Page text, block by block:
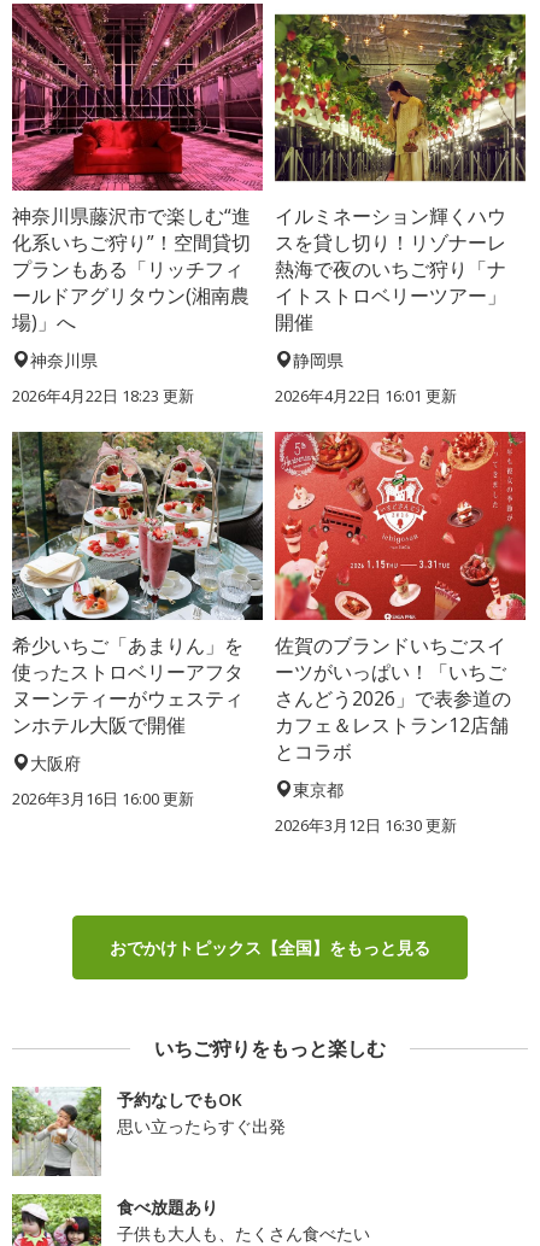
神奈川県藤沢市で楽しむ“進
化系いちご狩り”！空間貸切
プランもある「リッチフィ
ールドアグリタウン(湘南農
場)」へ
神奈川県
2026年4月22日 18:23 更新
イルミネーション輝くハウ
スを貸し切り！リゾナーレ
熱海で夜のいちご狩り「ナ
イトストロベリーツアー」
開催
静岡県
2026年4月22日 16:01 更新
希少いちご「あまりん」を
使ったストロベリーアフタ
ヌーンティーがウェスティ
ンホテル大阪で開催
大阪府
2026年3月16日 16:00 更新
佐賀のブランドいちごスイ
ーツがいっぱい！「いちご
さんどう2026」で表参道の
カフェ＆レストラン12店舗
とコラボ
東京都
2026年3月12日 16:30 更新
おでかけトピックス【全国】をもっと見る
いちご狩りをもっと楽しむ
予約なしでもOK
思い立ったらすぐ出発
食べ放題あり
子供も大人も、たくさん食べたい